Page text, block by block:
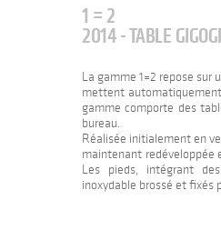
1 = 2
2014 - TABLE
La gamme 1=2 repose sur
mettent automatiquement
gamme comporte des
bureau.
Réalisée initialement en
maintenant redéveloppée
Les pieds, intégrant
inoxydable brossé et fixés